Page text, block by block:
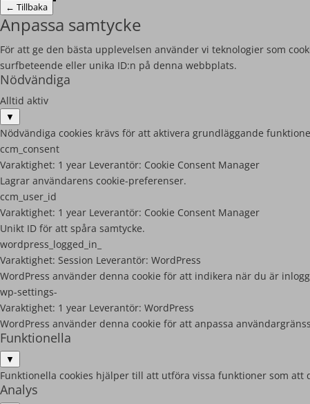
← Tillbaka
Anpassa samtycke
För att ge den bästa upplevelsen använder vi teknologier som
surfbeteende eller unika ID:n på denna webbplats.
Nödvändiga
Alltid aktiv
▼
Nödvändiga cookies krävs för att aktivera grundläggande
ccm_consent
Varaktighet: 1 year Leverantör: Cookie Consent Manager
Lagrar användarens cookie-preferenser.
ccm_user_id
Varaktighet: 1 year Leverantör: Cookie Consent Manager
Unikt ID för att spåra samtycke.
wordpress_logged_in_
Varaktighet: Session Leverantör: WordPress
WordPress använder denna cookie för att indikera när du är
wp-settings-
Varaktighet: 1 year Leverantör: WordPress
WordPress använder denna cookie för att anpassa
Funktionella
▼
Funktionella cookies hjälper till att utföra vissa funktioner som
Analys